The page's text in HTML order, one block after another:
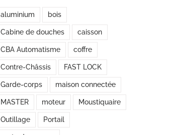
aluminium bois
Cabine de douches caisson
CBA Automatisme coffre
Contre-Châssis FAST LOCK
Garde-corps maison connectée
MASTER moteur Moustiquaire
Outillage Portail